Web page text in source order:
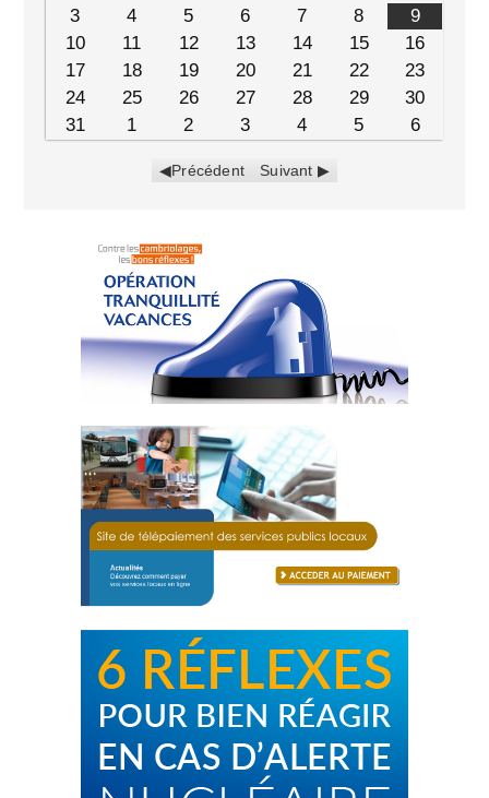
3
4 5 6 7 8
9
10
11 12 13 14 15
16
17
18 19 20 21 22
23
24
25 26 27 28 29
30
31
1 2 3 4 5 6
Précédent Suivant